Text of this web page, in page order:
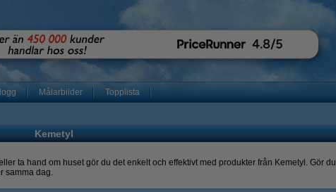
Målarbilder Topplista
Kemetyl
ta hand om huset gör du det enkelt och effektivt med produkter från Kemetyl. Gör du
samma dag.